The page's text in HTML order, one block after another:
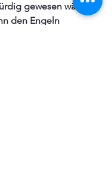
gewesen wären,
den Engeln